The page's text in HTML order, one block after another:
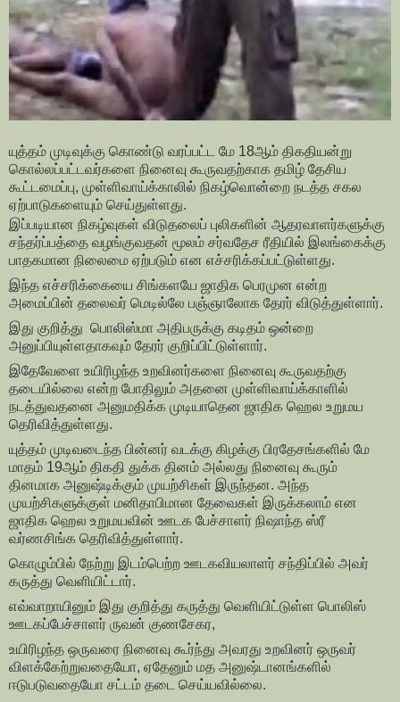
யுத்தம் முடிவுக்கு கொண்டு வரப்பட்ட மே 18ஆம் திகதியன்று
கொல்லப்பட்டவர்களை நினைவு கூருவதற்காக தமிழ் தேசிய
கூட்டமைப்பு, முள்ளிவாய்க்காலில் நிகழ்வொன்றை நடத்த சகல
ஏற்பாடுகளையும் செய்துள்ளது.
இப்படியான நிகழ்வுகள் விடுதலைப் புலிகளின் ஆதரவாளர்களுக்கு
சந்தர்ப்பத்தை வழங்குவதன் மூலம் சர்வதேச ரீதியில் இலங்கைக்கு
பாதகமான நிலைமை ஏற்படும் என எச்சரிக்கப்பட்டுள்ளது.
இந்த எச்சரிக்கையை சிங்களயே ஜாதிக பெரமுன என்ற
அமைப்பின் தலைவர் மெடில்லே பஞ்ஞாலோக தேரர் விடுத்துள்ளார்.
இது குறித்து பொலிஸ்மா அதிபருக்கு கடிதம் ஒன்றை
அனுப்பியுள்ளதாகவும் தேரர் குறிப்பிட்டுள்ளார்.
இதேவேளை உயிரிழந்த உறவினர்களை நினைவு கூருவதற்கு
தடையில்லை என்ற போதிலும் அதனை முள்ளிவாய்க்காளில்
நடத்துவதனை அனுமதிக்க முடியாதென ஜாதிக ஹெல உறுமய
தெரிவித்துள்ளது.
யுத்தம் முடிவடைந்த பின்னர் வடக்கு கிழக்கு பிரதேசங்களில் மே
மாதம் 19ஆம் திகதி துக்க தினம் அல்லது நினைவு கூரும்
தினமாக அனுஷ்டிக்கும் முயற்சிகள் இருந்தன. அந்த
முயற்சிகளுக்குள் மனிதாபிமான தேவைகள் இருக்கலாம் என
ஜாதிக ஹெல உறுமயவின் ஊடக பேச்சாளர் நிஷாந்த ஸ்ரீ
வர்ணசிங்க தெரிவித்துள்ளார்.
கொழும்பில் நேற்று இடம்பெற்ற ஊடகவியலாளர் சந்திப்பில் அவர்
கருத்து வெளியிட்டார்.
எவ்வாறாயினும் இது குறித்து கருத்து வெளியிட்டுள்ள பொலிஸ்
ஊடகப்பேச்சாளர் ருவன் குணசேகர,
உயிரிழந்த ஒருவரை நினைவு கூர்ந்து அவரது உறவினர் ஒருவர்
விளக்கேற்றுவதையோ, ஏதேனும் மத அனுஷ்டானங்களில்
ஈடுபடுவதையோ சட்டம் தடை செய்யவில்லை.